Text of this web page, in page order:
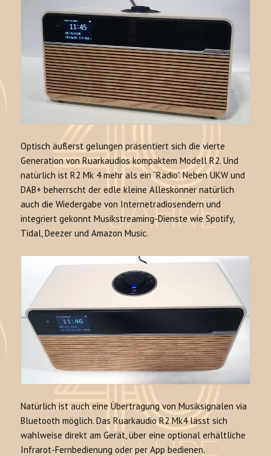
Optisch äußerst gelungen präsentiert sich die vierte
Generation von Ruarkaudios kompaktem Modell R2. Und
natürlich ist R2 Mk 4 mehr als ein “Radio”. Neben UKW und
DAB+ beherrscht der edle kleine Alleskönner natürlich
auch die Wiedergabe von Internetradiosendern und
integriert gekonnt Musikstreaming-Dienste wie Spotify,
Tidal, Deezer und Amazon Music.
Natürlich ist auch eine Übertragung von Musiksignalen via
Bluetooth möglich. Das Ruarkaudio R2 Mk4 lässt sich
wahlweise direkt am Gerät, über eine optional erhältliche
Infrarot-Fernbedienung oder per App bedienen.